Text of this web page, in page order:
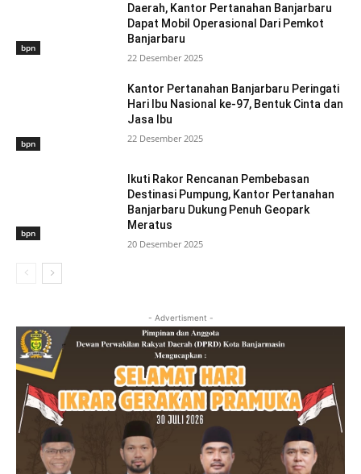
bpn
Daerah, Kantor Pertanahan Banjarbaru
Dapat Mobil Operasional Dari Pemkot
Banjarbaru
22 Desember 2025
bpn
Kantor Pertanahan Banjarbaru Peringati
Hari Ibu Nasional ke-97, Bentuk Cinta dan
Jasa Ibu
22 Desember 2025
bpn
Ikuti Rakor Rencanan Pembebasan
Destinasi Pumpung, Kantor Pertanahan
Banjarbaru Dukung Penuh Geopark
Meratus
20 Desember 2025
- Advertisment -